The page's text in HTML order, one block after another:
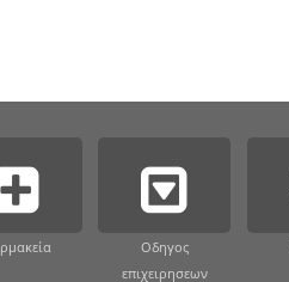
Οδηγος
επιχειρησεων